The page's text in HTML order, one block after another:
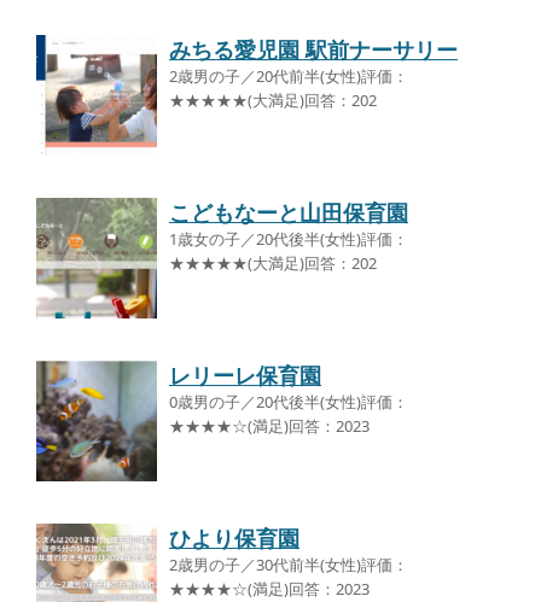
みちる愛児園 駅前ナーサリー
2歳男の子／20代前半(女性)評価：
★★★★★(大満足)回答：202
こどもなーと山田保育園
1歳女の子／20代後半(女性)評価：
★★★★★(大満足)回答：202
レリーレ保育園
0歳男の子／20代後半(女性)評価：
★★★★☆(満足)回答：2023
ひより保育園
2歳男の子／30代前半(女性)評価：
★★★★☆(満足)回答：2023